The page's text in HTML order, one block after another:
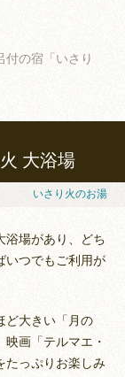
付の宿「いさり
大浴場
いさり火のお湯
場があり、どち
いつでもご利用が
ど大きい「月の
画「テルマエ・
たっぷりお楽しみ